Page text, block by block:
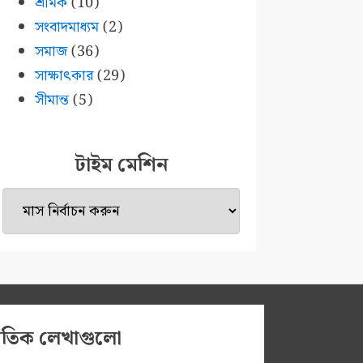
সংবাদমাধ্যম(2)
সমাজ(36)
সাক্ষাৎকার(29)
সীমান্ত(5)
টাইম মেশিন
টাইম
মেশিন
লেখাগুলো